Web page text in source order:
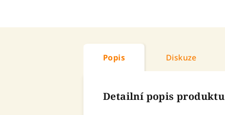
Popis Diskuze
Detailní popis produktu